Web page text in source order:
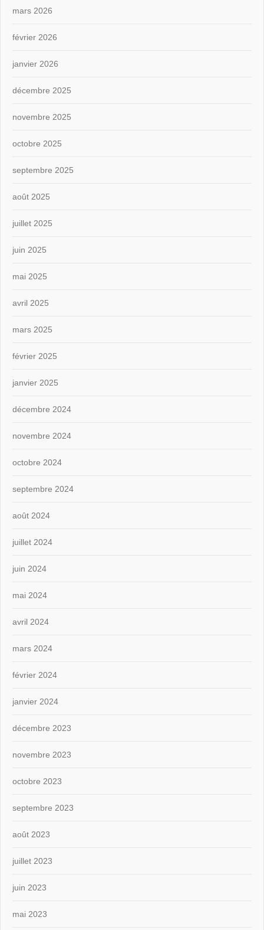
mars 2026
février 2026
janvier 2026
décembre 2025
novembre 2025
octobre 2025
septembre 2025
août 2025
juillet 2025
juin 2025
mai 2025
avril 2025
mars 2025
février 2025
janvier 2025
décembre 2024
novembre 2024
octobre 2024
septembre 2024
août 2024
juillet 2024
juin 2024
mai 2024
avril 2024
mars 2024
février 2024
janvier 2024
décembre 2023
novembre 2023
octobre 2023
septembre 2023
août 2023
juillet 2023
juin 2023
mai 2023